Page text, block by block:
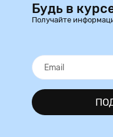
Будь в
Получайте